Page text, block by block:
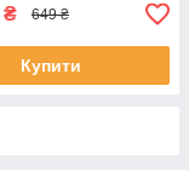
₴ 649 ₴
Купити